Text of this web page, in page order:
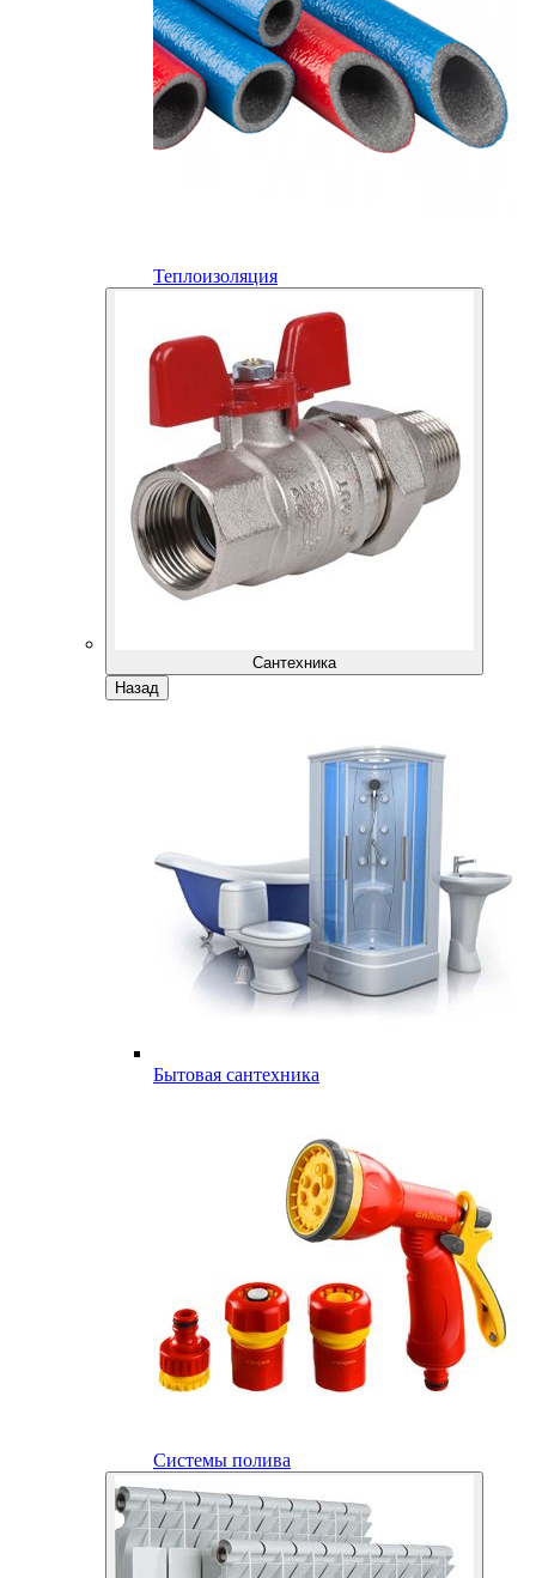
Теплоизоляция
Сантехника
Назад
Бытовая сантехника
Системы полива